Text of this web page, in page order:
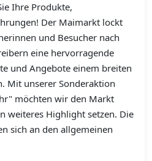
Ihre Produkte,
Der Maimarkt lockt
und Besucher nach
eine hervorragende
und Angebote einem breiten
Mit unserer Sonderaktion
möchten wir den Markt
weiteres Highlight setzen. Die
sich an den allgemeinen